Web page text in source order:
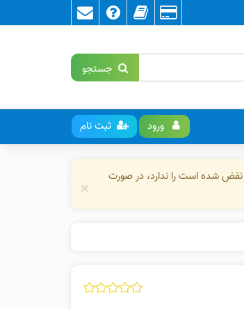
جستجو
ورود ثبت نام
نقض شده است را ندارد، در صورت
×